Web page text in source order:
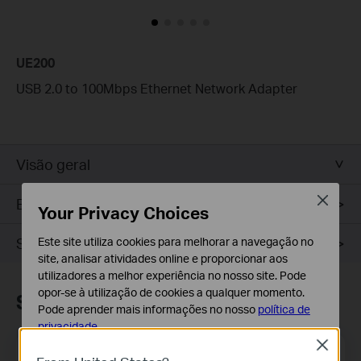
UE200
USB 2.0 to 100Mbps Ethernet Network Adapter
Visão geral
Especificações
Suporte
Subscrição
Inscreva-se
Close
Your Privacy Choices
Este site utiliza cookies para melhorar a navegação no
site, analisar atividades online e proporcionar aos
utilizadores a melhor experiência no nosso site. Pode
opor-se à utilização de cookies a qualquer momento.
Pode aprender mais informações no nosso política de
privacidade.
Close